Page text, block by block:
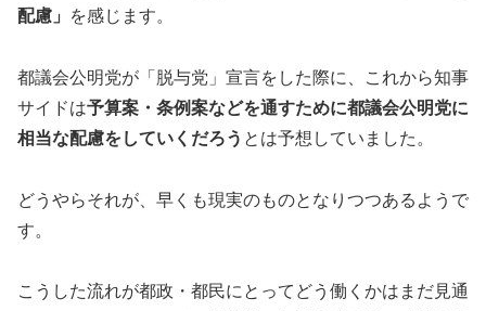
配慮」
を感じます。
都議会公明党が「脱与党」宣言をした際に、これから知事
サイドは予算案・条例案などを通すために都議会公明党に
相当な配慮をしていくだろう とは予想していました。
どうやらそれが、早くも現実のものとなりつつあるようで
す。
こうした流れが都政・都民にとってどう働くかはまだ見通